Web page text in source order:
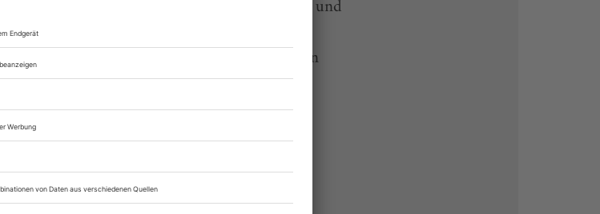
Zugang zur Theater-heute-App und
Lesegenuss auf allen Endgeräten
Zugang zum Onlinearchiv von
Theater heute
Sie können alle Vorteile des Abos
sofort nutzen